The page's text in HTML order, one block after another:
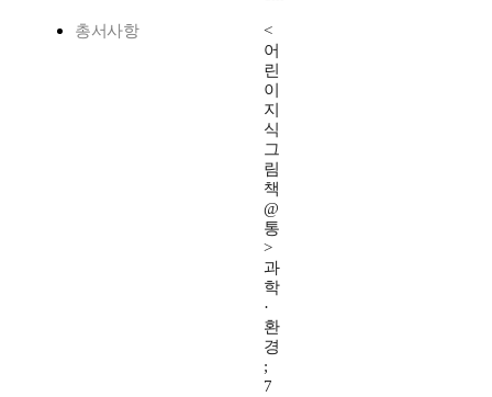
총서사항
<
어
린
이
지
식
그
림
책
@
통
>
과
학
·
환
경
;
7